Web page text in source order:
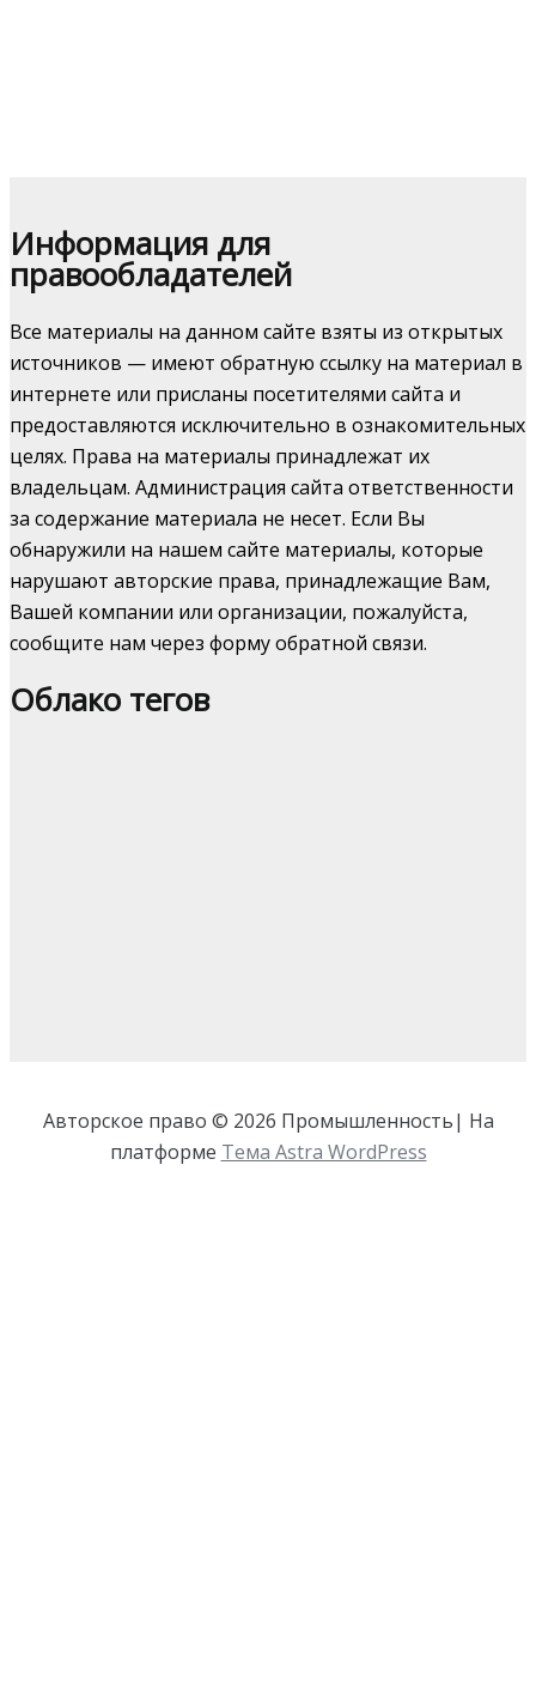
Информация для
правообладателей
Все материалы на данном сайте взяты из открытых
источников — имеют обратную ссылку на материал в
интернете или присланы посетителями сайта и
предоставляются исключительно в ознакомительных
целях. Права на материалы принадлежат их
владельцам. Администрация сайта ответственности
за содержание материала не несет. Если Вы
обнаружили на нашем сайте материалы, которые
нарушают авторские права, принадлежащие Вам,
Вашей компании или организации, пожалуйста,
сообщите нам через форму обратной связи.
Облако тегов
Авторское право © 2026 Промышленность| На
платформе Тема Astra WordPress